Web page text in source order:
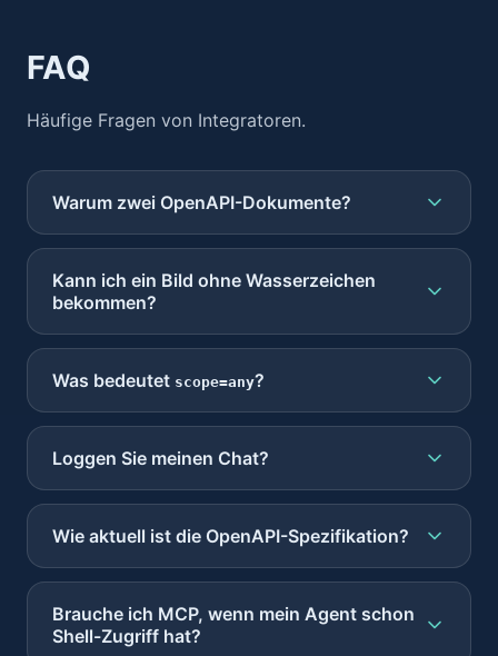
FAQ
Häufige Fragen von Integratoren.
Warum zwei OpenAPI-Dokumente?
Kann ich ein Bild ohne Wasserzeichen
bekommen?
Was bedeutet scope=any?
Loggen Sie meinen Chat?
Wie aktuell ist die OpenAPI-Spezifikation?
Brauche ich MCP, wenn mein Agent schon
Shell-Zugriff hat?